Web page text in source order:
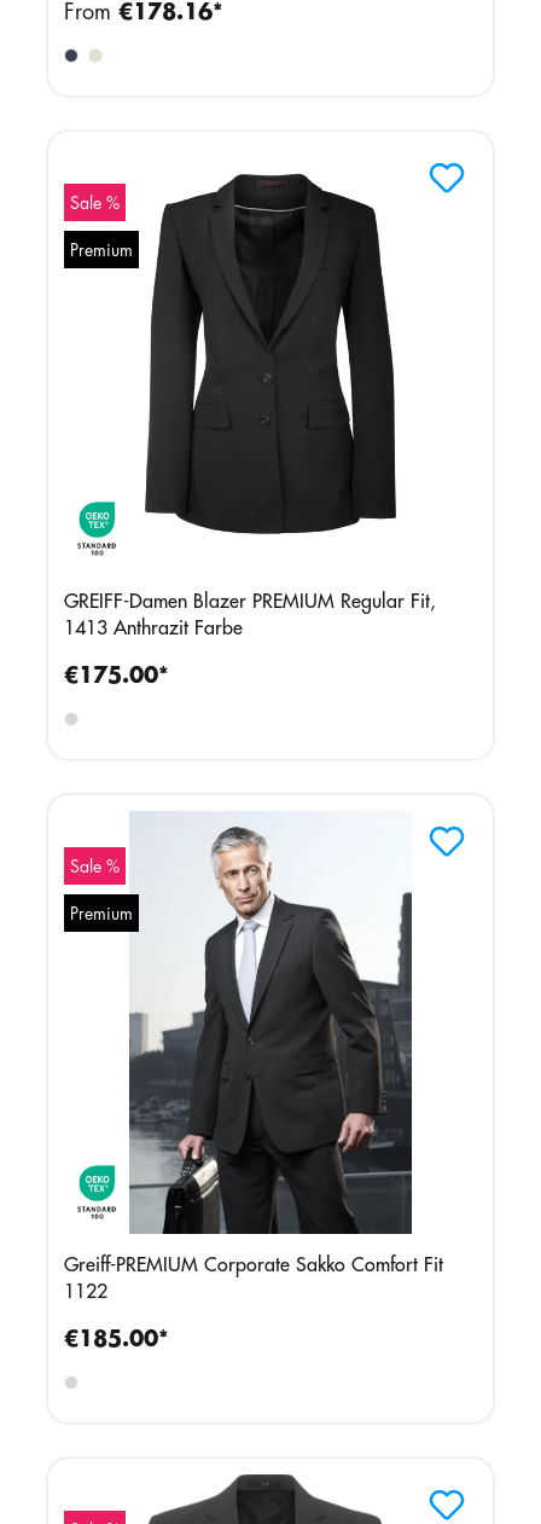
From €178.16*
Sale %
Premium
GREIFF-Damen Blazer PREMIUM Regular Fit,
1413 Anthrazit Farbe
€175.00*
Sale %
Premium
Greiff-PREMIUM Corporate Sakko Comfort Fit
1122
€185.00*